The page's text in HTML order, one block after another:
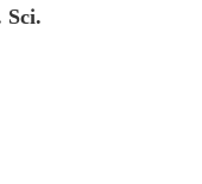
Sci.